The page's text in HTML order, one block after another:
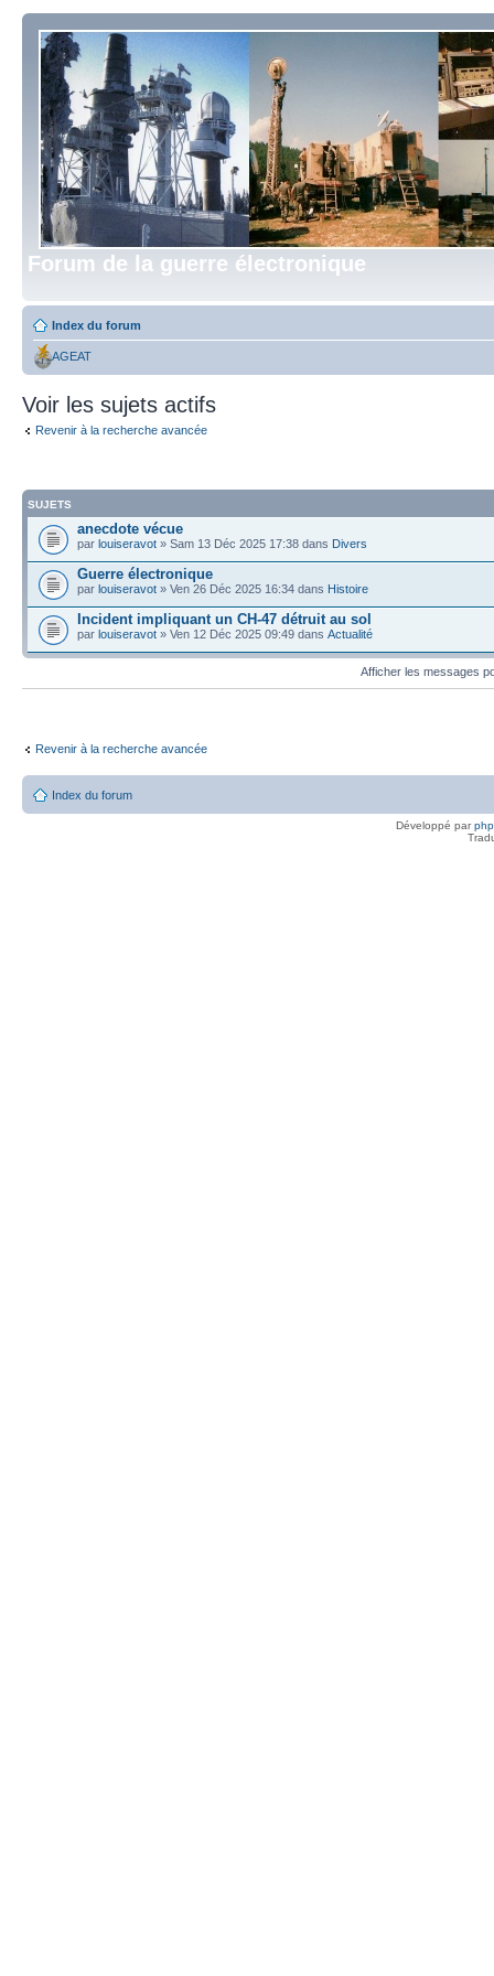
Forum de la guerre électronique
Index du forum
AGEAT
Voir les sujets actifs
Revenir à la recherche avancée
SUJETS
anecdote vécue
par louiseravot » Sam 13 Déc 2025 17:38 dans Divers
Guerre électronique
par louiseravot » Ven 26 Déc 2025 16:34 dans Histoire
Incident impliquant un CH-47 détruit au sol
par louiseravot » Ven 12 Déc 2025 09:49 dans Actualité
Afficher les messages
Revenir à la recherche avancée
Index du forum
Développé par